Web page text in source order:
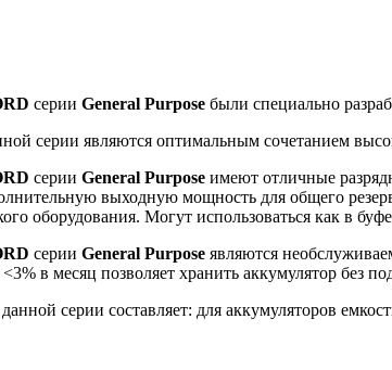
серии General Purpose были специально
серии являются оптимальным сочетанием
серии General Purpose имеют отличные
выходную мощность для общего
оборудования. Могут использоваться как в
серии General Purpose являются
в месяц позволяет хранить аккумулятор без
серии составляет: для аккумуляторов